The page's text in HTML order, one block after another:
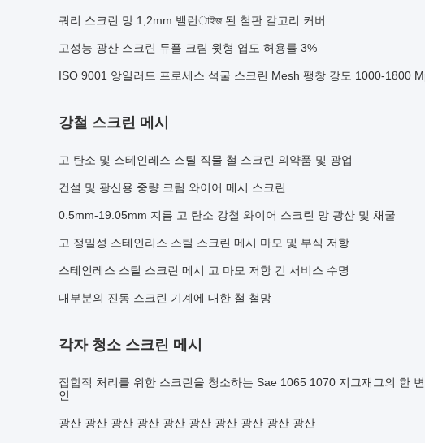
쿼리 스크린 망 1,2mm 밸런াইজ 된 철판 갈고리 커버
고성능 광산 스크린 듀플 크림 윗형 엽도 허용률 3%
ISO 9001 앙일러드 프로세스 석굴 스크린 Mesh 팽창 강도 1000-1800
강철 스크린 메시
고 탄소 및 스테인레스 스틸 직물 철 스크린 의약품 및 광업
건설 및 광산용 중량 크림 와이어 메시 스크린
0.5mm-19.05mm 지름 고 탄소 강철 와이어 스크린 망 광산 및 채굴
고 정밀성 스테인리스 스틸 스크린 메시 마모 및 부식 저항
스테인레스 스틸 스크린 메시 고 마모 저항 긴 서비스 수명
대부분의 진동 스크린 기계에 대한 철 철망
각자 청소 스크린 메시
집합적 처리를 위한 스크린을 청소하는 Sae 1065 1070 지그재그의 한
인
광산 광산 광산 광산 광산 광산 광산 광산 광산 광산